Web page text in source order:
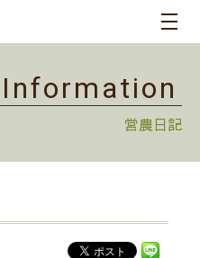
Information
営農日記